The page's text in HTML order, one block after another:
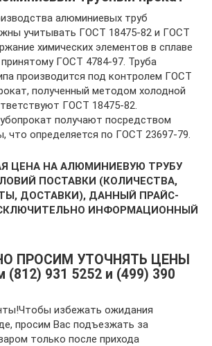
алюминиевых труб
учитывать ГОСТ 18475-82 и ГОСТ
химических элементов в сплаве
ГОСТ 4784-97. Труба
производится под контролем ГОСТ
полученный методом холодной
ГОСТ 18475-82.
получают посредством
что определяется по ГОСТ 23697-79.
ЦЕНА НА АЛЮМИНИЕВУЮ ТРУБУ
ПОСТАВКИ (КОЛИЧЕСТВА,
ДОСТАВКИ), ДАННЫЙ ПРАЙС-
ИНФОРМАЦИОННЫЙ
ПРОСИМ УТОЧНЯТЬ ЦЕНЫ
(812) 931 5252 и (499) 390
избежать ожидания
просим Вас подъезжать за
только после прихода